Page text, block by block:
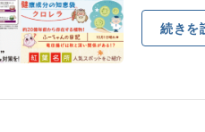
続きを